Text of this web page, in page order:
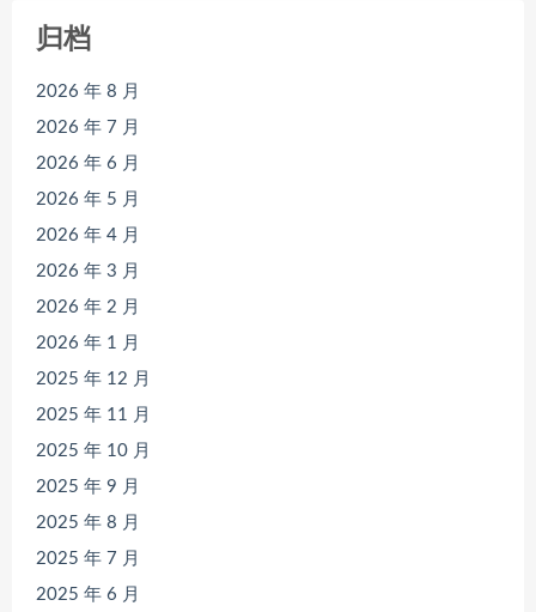
归档
2026 年 8 月
2026 年 7 月
2026 年 6 月
2026 年 5 月
2026 年 4 月
2026 年 3 月
2026 年 2 月
2026 年 1 月
2025 年 12 月
2025 年 11 月
2025 年 10 月
2025 年 9 月
2025 年 8 月
2025 年 7 月
2025 年 6 月